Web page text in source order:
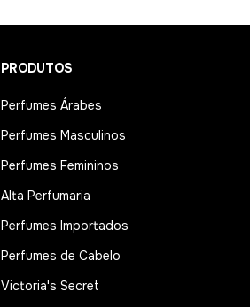
PRODUTOS
Perfumes Árabes
Perfumes Masculinos
Perfumes Femininos
Alta Perfumaria
Perfumes Importados
Perfumes de Cabelo
Victoria's Secret